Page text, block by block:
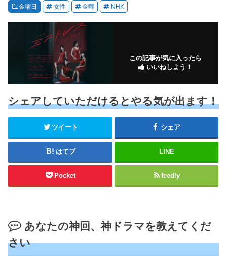
金曜日 女性 金曜 NHK
この記事が気に入ったら
いいねしよう！
シェアしていただけるとやる気が出ます！
ツイート シェア
はてブ LINE
Pocket feedly
あなたの神回、神ドラマを教えてくだ
さい